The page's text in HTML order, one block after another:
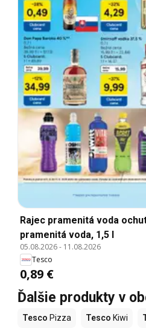
Rajec pramenitá voda
pramenitá voda, 1,5 l
05.08.2026- 11.08.2026
Tesco
0,89 €
Ďalšie produkty v
Tesco Pizza Tesco Kiwi